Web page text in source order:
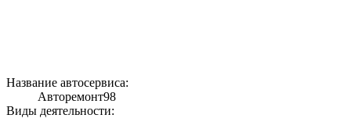
Название автосервиса:
Авторемонт98
Виды деятельности: